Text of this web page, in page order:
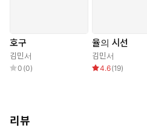
종적인 목적은 행복이다.
하지만 행복은 얄궂다. 남과 비교하
없으니. 30면
하고 권이철보다 가지지 못한 것에
호구
김민서
0 (0)
율의 시선
김민서
4.6(19)
리뷰